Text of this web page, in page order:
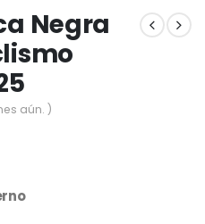
Negra
aún. )